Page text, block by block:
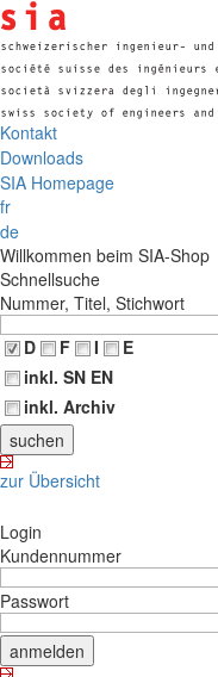
Kontakt
Downloads
SIA Homepage
fr
de
Willkommen beim SIA-Shop
Schnellsuche
Nummer, Titel, Stichwort
D
F I
E
inkl. SN EN
inkl. Archiv
zur Übersicht
Login
Kundennummer
Passwort